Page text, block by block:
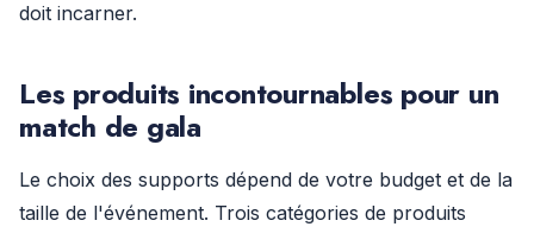
doit incarner.
Les produits incontournables pour un
match de gala
Le choix des supports dépend de votre budget et de la
taille de l'événement. Trois catégories de produits